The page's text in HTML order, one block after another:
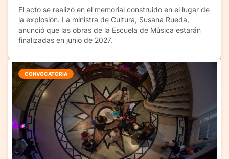
El acto se realizó en el memorial construido en el lugar de
la explosión. La ministra de Cultura, Susana Rueda,
anunció que las obras de la Escuela de Música estarán
finalizadas en junio de 2027.
CONVOCATORIA